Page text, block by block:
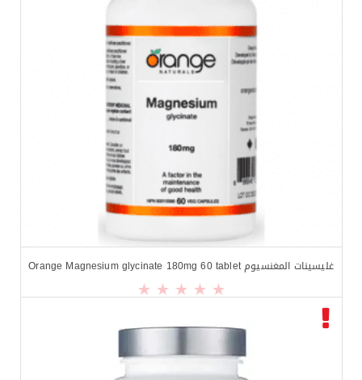
غليسينات المغنسيوم Orange Magnesium glycinate 180mg 60 tablet
$16.00
$13.49